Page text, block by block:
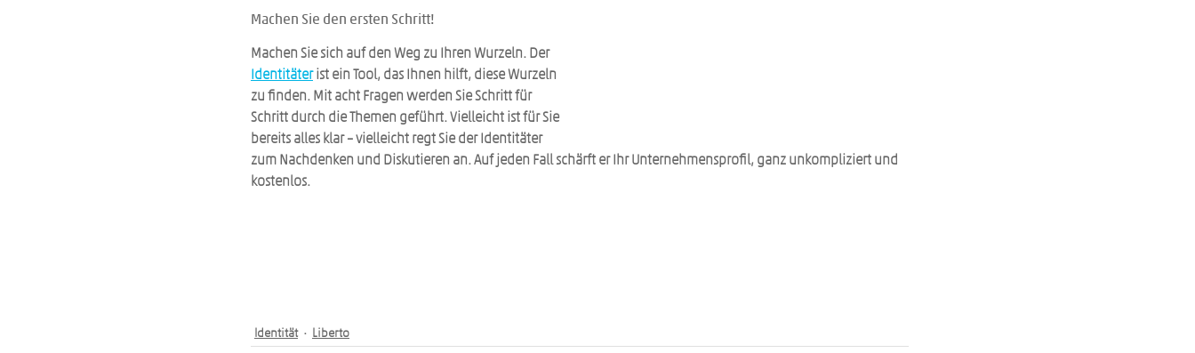
Machen Sie den ersten Schritt!
Machen Sie sich auf den Weg zu Ihren Wurzeln. Der
Identitäter ist ein Tool, das Ihnen hilft, diese Wurzeln
zu finden. Mit acht Fragen werden Sie Schritt für
Schritt durch die Themen geführt. Vielleicht ist für Sie
bereits alles klar – vielleicht regt Sie der Identitäter
zum Nachdenken und Diskutieren an. Auf jeden Fall schärft er Ihr Unternehmensprofil, ganz unkompliziert und
kostenlos.
Identität Liberto